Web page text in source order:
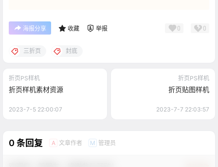
海报分享 收藏 举报 0 0
三折页 封底
折页PS样机
折页样机素材资源
2023-7-5 22:00:07
折页PS样机
折页贴图样机
2023-7-7 22:03:57
0 条回复 A 文章作者 M 管理员